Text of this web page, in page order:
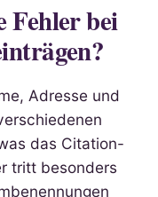
Fehler bei
Adresse und
das Citation-
tritt besonders